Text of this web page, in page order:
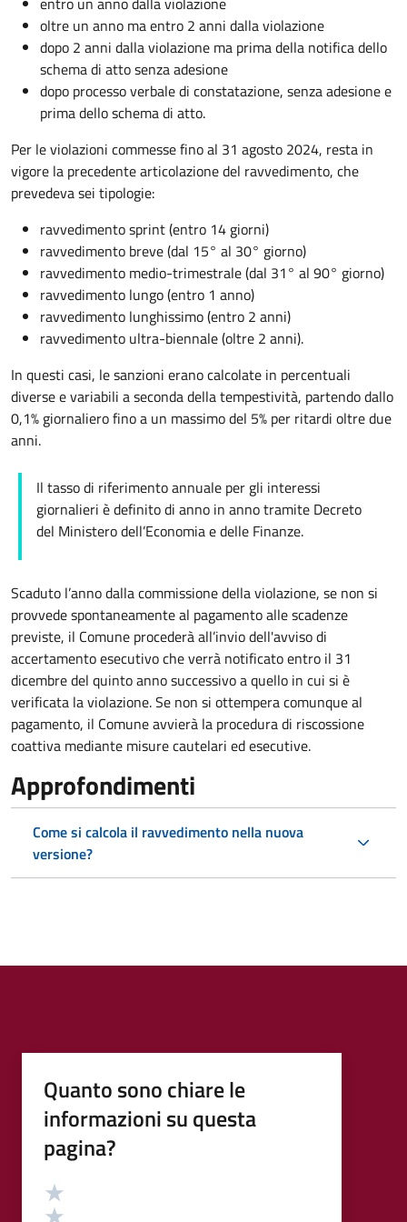
oltre un anno ma entro 2 anni dalla violazione
dopo 2 anni dalla violazione ma prima della notifica dello
schema di atto senza adesione
dopo processo verbale di constatazione, senza adesione e
prima dello schema di atto.
Per le violazioni commesse fino al 31 agosto 2024, resta in
vigore la precedente articolazione del ravvedimento, che
prevedeva sei tipologie:
ravvedimento sprint (entro 14 giorni)
ravvedimento breve (dal 15° al 30° giorno)
ravvedimento medio-trimestrale (dal 31° al 90° giorno)
ravvedimento lungo (entro 1 anno)
ravvedimento lunghissimo (entro 2 anni)
ravvedimento ultra-biennale (oltre 2 anni).
In questi casi, le sanzioni erano calcolate in percentuali
diverse e variabili a seconda della tempestività, partendo dallo
0,1% giornaliero fino a un massimo del 5% per ritardi oltre due
anni.
Il tasso di riferimento annuale per gli interessi
giornalieri è definito di anno in anno tramite Decreto
del Ministero dell’Economia e delle Finanze.
Scaduto l’anno dalla commissione della violazione, se non si
provvede spontaneamente al pagamento alle scadenze
previste, il Comune procederà all’invio dell'avviso di
accertamento esecutivo che verrà notificato entro il 31
dicembre del quinto anno successivo a quello in cui si è
verificata la violazione. Se non si ottempera comunque al
pagamento, il Comune avvierà la procedura di riscossione
coattiva mediante misure cautelari ed esecutive.
Approfondimenti
Come si calcola il ravvedimento nella nuova
versione?
Quanto sono chiare le
informazioni su questa
pagina?
Valutazione